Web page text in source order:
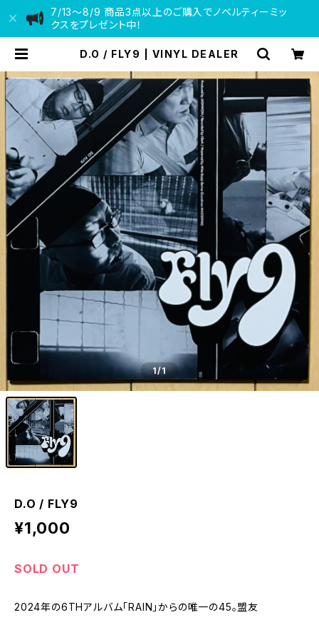
7/13〜8/9 商品3点以上のご購入でノベルティーミッ
クスをプレゼント中！
D.O / FLY9 | VINYL DEALER
1/1
D.O / FLY9
¥1,000
SOLD OUT
2024年の6THアルバム「RAIN」からの唯一の45。盟友